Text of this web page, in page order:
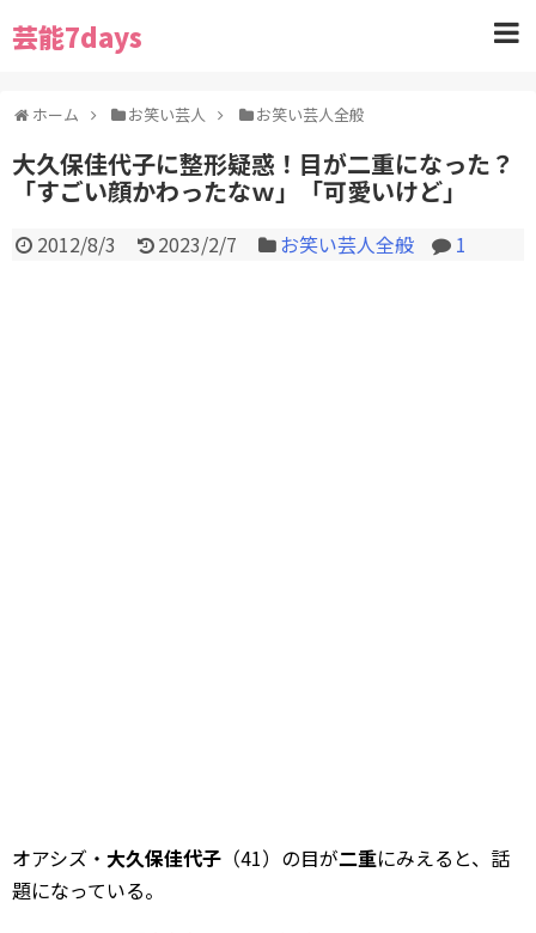
芸能7days
ホーム お笑い芸人 お笑い芸人全般
大久保佳代子に整形疑惑！目が二重になった？
「すごい顔かわったなｗ」「可愛いけど」
2012/8/3 2023/2/7 お笑い芸人全般 1
オアシズ・ 大久保佳代子 （41）の目が二重にみえると、話
題になっている。